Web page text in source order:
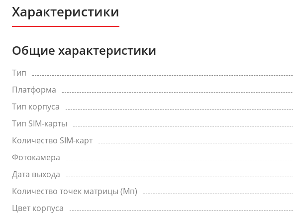
Характеристики
Общие характеристики
Тип
Платформа
Тип корпуса
Тип SIM-карты
Количество SIM-карт
Фотокамера
Дата выхода
Количество точек матрицы (Мп)
Цвет корпуса